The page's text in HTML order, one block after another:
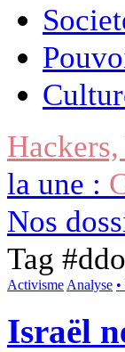
la une :
Nos
Tag #
Activisme Analyse
Israël